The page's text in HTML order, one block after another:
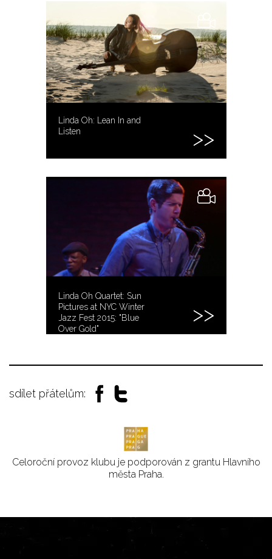
Linda Oh: Lean In and
Listen
Linda Oh Quartet: Sun
Pictures at NYC Winter
Jazz Fest 2015: "Blue
Over Gold"
sdílet přátelům:
Celoroční provoz klubu je podporován z grantu Hlavního
města Praha.